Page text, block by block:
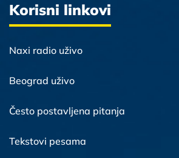
Korisni linkovi
Naxi radio uživo
Beograd uživo
Često postavljena pitanja
Tekstovi pesama